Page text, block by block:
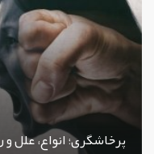
پرخاشگری؛ انواع،